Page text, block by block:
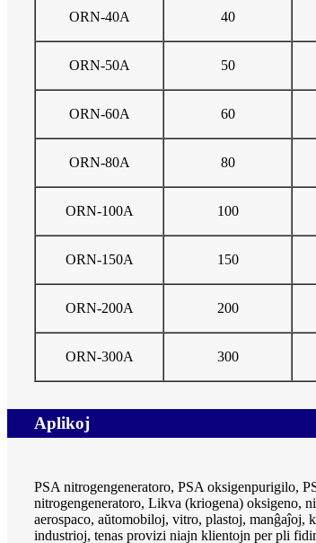
ORN-40A 40
ORN-50A 50
ORN-60A 60
ORN-80A 80
ORN-100A 100
ORN-150A 150
ORN-200A 200
ORN-300A 300
Aplikoj
PSA nitrogengeneratoro, PSA oksigenpurigilo,
nitrogengeneratoro, Likva (kriogena) oksigeno,
aerospaco, aŭtomobiloj, vitro, plastoj, manĝaĵoj,
industrioj, tenas provizi niajn klientojn per pli